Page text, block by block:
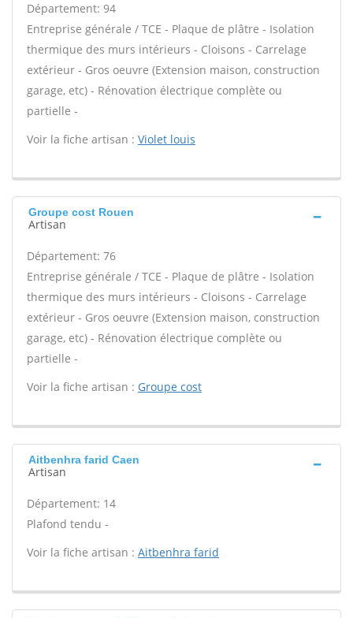
Département: 94
Entreprise générale / TCE - Plaque de plâtre - Isolation
thermique des murs intérieurs - Cloisons - Carrelage
extérieur - Gros oeuvre (Extension maison, construction
garage, etc) - Rénovation électrique complète ou
partielle -
Voir la fiche artisan : Violet louis
Groupe cost Rouen
Artisan
Département: 76
Entreprise générale / TCE - Plaque de plâtre - Isolation
thermique des murs intérieurs - Cloisons - Carrelage
extérieur - Gros oeuvre (Extension maison, construction
garage, etc) - Rénovation électrique complète ou
partielle -
Voir la fiche artisan : Groupe cost
Aitbenhra farid Caen
Artisan
Département: 14
Plafond tendu -
Voir la fiche artisan : Aitbenhra farid